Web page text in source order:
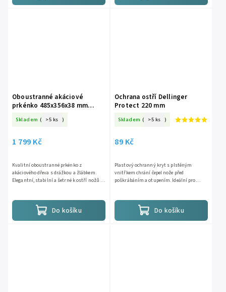
Oboustranné akáciové
prkénko 485x356x38 mm
Skladem ( >5 ks )
1 799 Kč
Do košíku
Kvalitní oboustranné prkénko z
akáciového dřeva s drážkou a žlábkem.
Elegantní, stabilní a šetrné k ostří nožů –
Ochrana ostří Dellinger
Protect 220 mm
Skladem ( >5 ks )
89 Kč
Do košíku
Plastový ochranný kryt s plstěným
vnitřkem chrání čepel nože před
poškrábáním a otupením. Ideální pro